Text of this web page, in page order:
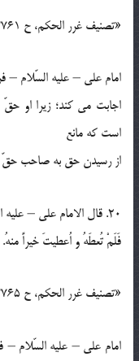
«تصنيف غرر الحكم، ح 3761»
امام علي – عليه السّلام –
اجابت مي كند؛ زيرا او
است كه مانع
از رسيدن حق به صاحب
20. قال الامام علي – عليه السّلام – : رُبّما سَئَلتَ الشّيءَ
فَلَمْ تُعطَهُ و اُعطيتَ خيراً منهُ.
«تصنيف غرر الحكم، ح 3765»
امام علي – عليه السّلام –